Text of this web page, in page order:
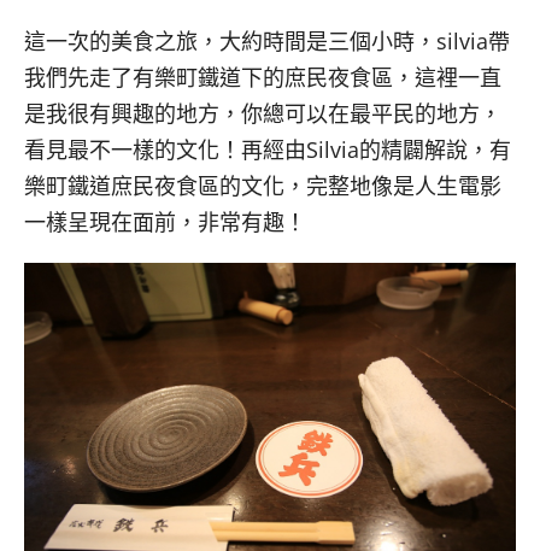
這一次的美食之旅，大約時間是三個小時， silvia帶
我們先走了有樂町鐵道下的庶民夜食區，這裡一直
是我很有興趣的地方，你總可以在最平民的地方，
看見最不一樣的文化！再經由Silvia的精闢解說，有
樂町鐵道庶民夜食區的文化，完整地像是人生電影
一樣呈現在面前，非常有趣！